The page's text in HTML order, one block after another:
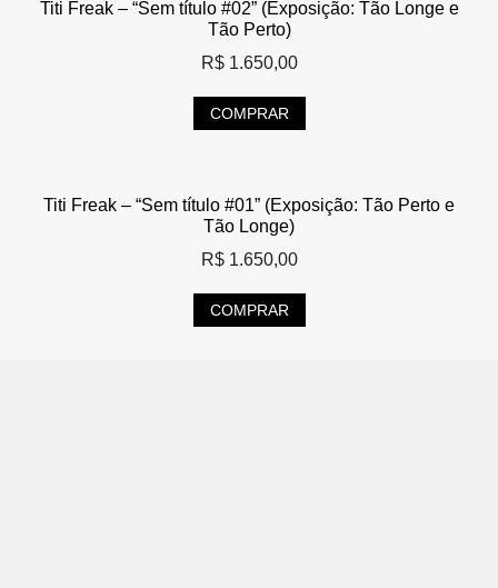
Titi Freak – “Sem título #02” (Exposição: Tão Longe e
Tão Perto)
R$1.650,00
COMPRAR
Titi Freak – “Sem título #01” (Exposição: Tão Perto e
Tão Longe)
R$1.650,00
COMPRAR